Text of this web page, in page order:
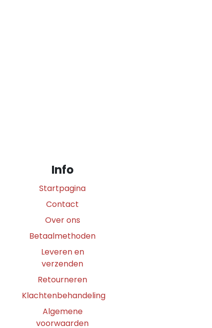
Info
Startpagina
Contact
Over ons
Betaalmethoden
Leveren en
verzenden
Retourneren
Klachtenbehandeling
Algemene
voorwaarden